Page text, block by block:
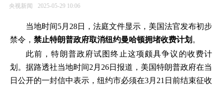
央视新闻 2025-05-29 10:06
当地时间5月28日，法庭文件显示，美国法官发布初步
禁令， 禁止特朗普政府取消纽约曼哈顿拥堵收费计划 。
此前，特朗普政府试图终止这项颇具争议的收费计
划。据路透社当地时间2月26日报道，美国特朗普政府在当
日公开的一封信中表示，纽约市必须在3月21日前结束征收